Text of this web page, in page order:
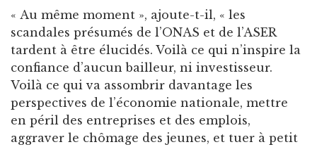
« Au même moment », ajoute-t-il, « les
scandales présumés de l’ONAS et de l’ASER
tardent à être élucidés. Voilà ce qui n’inspire la
confiance d’aucun bailleur, ni investisseur.
Voilà ce qui va assombrir davantage les
perspectives de l’économie nationale, mettre
en péril des entreprises et des emplois,
aggraver le chômage des jeunes, et tuer à petit